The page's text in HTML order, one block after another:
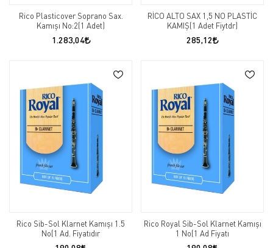
Rico Plasticover Soprano Sax.
Kamışı No:2(1 Adet)
1.283,04
RİCO ALTO SAX 1,5 NO PLASTİC
KAMIŞ(1 Adet Fiytdr)
285,12
Rico Sib-Sol Klarnet Kamışı 1.5
No(1 Ad. Fiyatıdır
Rico Royal Sib-Sol Klarnet Kamışı
1 No(1 Ad Fiyatı